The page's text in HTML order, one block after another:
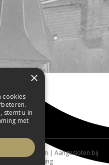
voorbehouden | Aangesloten bij
Privacyverklaring
×
cookies
stemt u in
met